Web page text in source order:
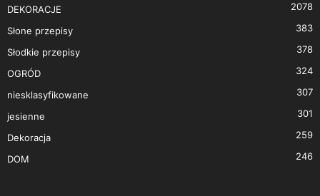
DEKORACJE 2078
Słone przepisy 383
Słodkie przepisy 378
OGRÓD 324
niesklasyfikowane 307
jesienne 301
Dekoracja 259
DOM 246